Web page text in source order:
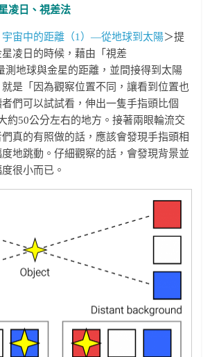
凌日、視差法
宇宙中的距離（1）—從地球到太陽＞提
凌日的時候，藉由「視差
測地球與金星的距離，並間接得到太陽
是「因為觀察位置不同，讓看到位置也
們可以試試看，伸出一隻手指頭比個
約50公分左右的地方。接著兩眼輪流交
真的有照做的話，應該會發現手指頭相
地跳動。仔細觀察的話，會發現背景並
很小而已。